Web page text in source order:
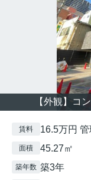
【外観】コ
賃料 16.5万円
面積 45.27㎡
築年数 築3年